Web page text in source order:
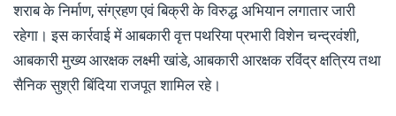
शराब के निर्माण, संग्रहण एवं बिक्री के विरुद्ध अभियान लगातार जारी
रहेगा। इस कार्रवाई में आबकारी वृत्त पथरिया प्रभारी विशेन चन्द्रवंशी,
आबकारी मुख्य आरक्षक लक्ष्मी खांडे, आबकारी आरक्षक रविंद्र क्षत्रिय तथा
सैनिक सुश्री बिंदिया राजपूत शामिल रहे।